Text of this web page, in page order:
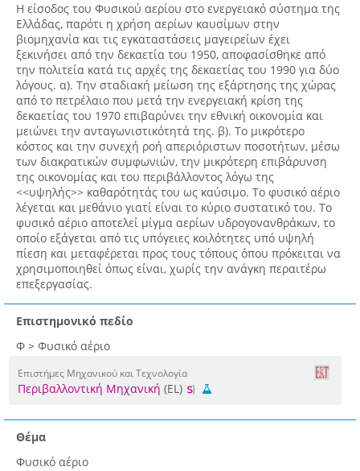
Η είσοδος του Φυσικού αερίου στο ενεργειακό σύστημα της
Ελλάδας, παρότι η χρήση αερίων καυσίμων στην
βιομηχανία και τις εγκαταστάσεις μαγειρείων έχει
ξεκινήσει από την δεκαετία του 1950, αποφασίσθηκε από
την πολιτεία κατά τις αρχές της δεκαετίας του 1990 για δύο
λόγους. α). Την σταδιακή μείωση της εξάρτησης της χώρας
από το πετρέλαιο που μετά την ενεργειακή κρίση της
δεκαετίας του 1970 επιβαρύνει την εθνική οικονομία και
μειώνει την ανταγωνιστικότητά της. β). Το μικρότερο
κόστος και την συνεχή ροή απεριόριστων ποσοτήτων, μέσω
των διακρατικών συμφωνιών, την μικρότερη επιβάρυνση
της οικονομίας και του περιβάλλοντος λόγω της
<<υψηλής>> καθαρότητάς του ως καύσιμο. Το φυσικό αέριο
λέγεται και μεθάνιο γιατί είναι το κύριο συστατικό του. Το
φυσικό αέριο αποτελεί μίγμα αερίων υδρογονανθράκων, το
οποίο εξάγεται από τις υπόγειες κοιλότητες υπό υψηλή
πίεση και μεταφέρεται προς τους τόπους όπου πρόκειται να
χρησιμοποιηθεί όπως είναι, χωρίς την ανάγκη περαιτέρω
επεξεργασίας.
Επιστημονικό πεδίο
Φ > Φυσικό αέριο
Επιστήμες Μηχανικού και Τεχνολογία
Περιβαλλοντική Μηχανική (EL)
Θέμα
Φυσικό αέριο